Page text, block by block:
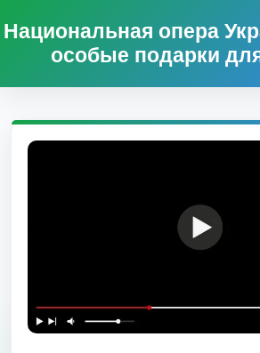
Национальная опера
особые подарки